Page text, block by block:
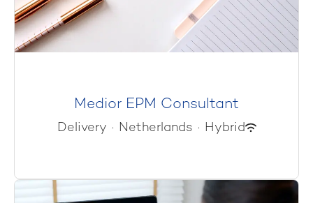
Medior EPM Consultant
Delivery · Netherlands · Hybrid